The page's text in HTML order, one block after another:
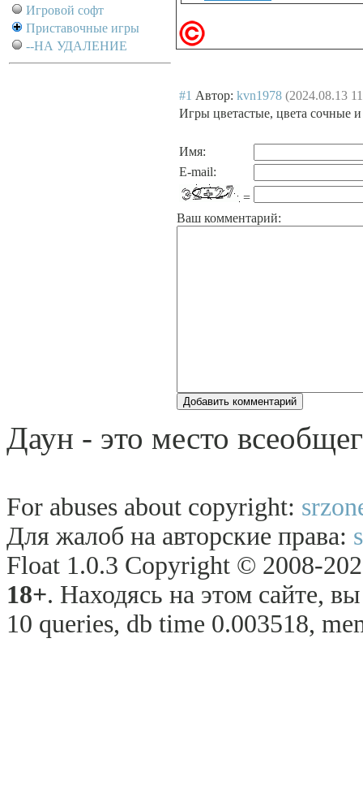
Игровой софт
Приставочные игры
--НА УДАЛЕНИЕ
#1 Автор: kvn1978 (2024.08.13
Игры цветастые, цвета сочные
Имя:
E-mail:
=
Ваш комментарий:
Даун - это место
For abuses about copyright:
Для жалоб на авторские права:
Float 1.0.3 Copyright © 2008-
18+. Находясь на этом сайте,
10 queries, db time 0.003518,